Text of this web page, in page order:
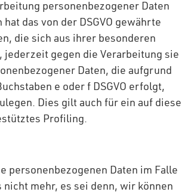
personenbezogener Daten
das von der DSGVO gewährte
die sich aus ihrer besonderen
jederzeit gegen die Verarbeitung sie
Daten, die aufgrund
e oder f DSGVO erfolgt,
Dies gilt auch für ein auf diese
Profiling.
personenbezogenen Daten im Falle
mehr, es sei denn, wir können